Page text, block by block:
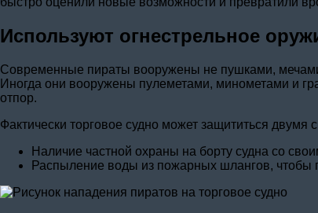
Используют огнестрельное
Современные пираты вооружены не пушками,
Иногда они вооружены пулеметами, минометами и
отпор.
Фактически торговое судно может защититься двумя
Наличие частной охраны на борту судна со
Распыление воды из пожарных шлангов, чтобы